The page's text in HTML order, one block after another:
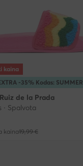
-35% Kodas: SUMMER
kaina
de la Prada
· Spalvota
kaina
kaina19,99 €